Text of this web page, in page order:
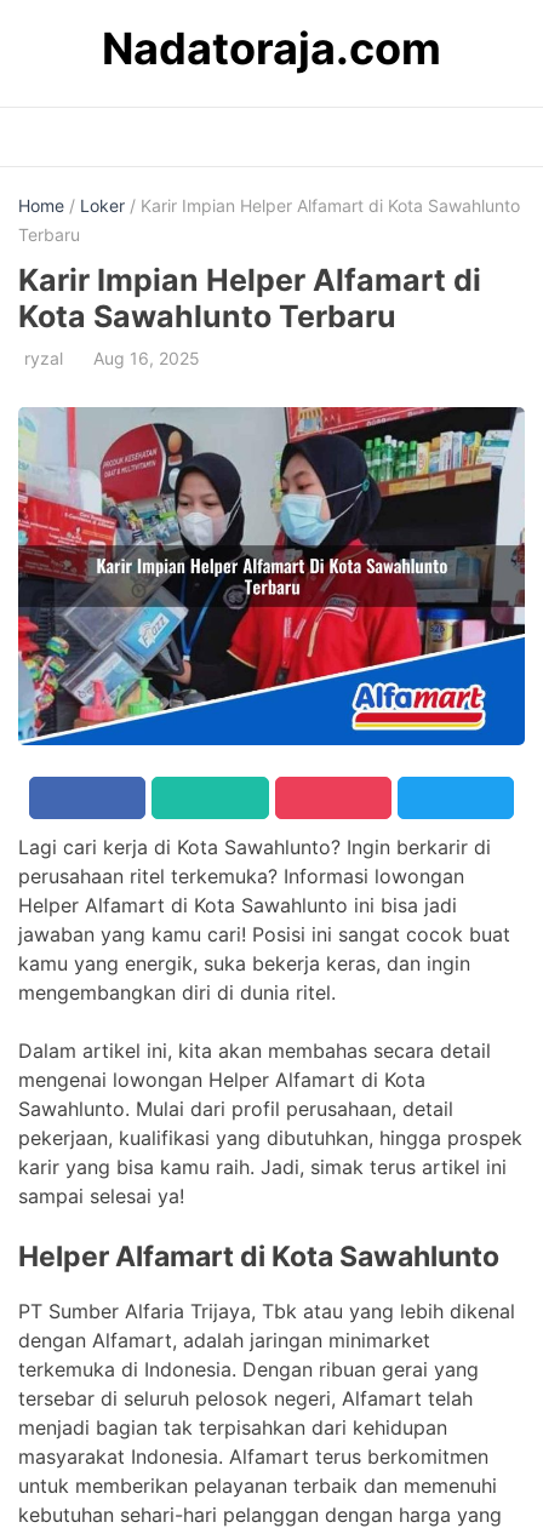
Nadatoraja.com
Home / Loker / Karir Impian Helper Alfamart di Kota Sawahlunto
Terbaru
Karir Impian Helper Alfamart di
Kota Sawahlunto Terbaru
ryzal Aug 16, 2025
Lagi cari kerja di Kota Sawahlunto? Ingin berkarir di
perusahaan ritel terkemuka? Informasi lowongan
Helper Alfamart di Kota Sawahlunto ini bisa jadi
jawaban yang kamu cari! Posisi ini sangat cocok buat
kamu yang energik, suka bekerja keras, dan ingin
mengembangkan diri di dunia ritel.
Dalam artikel ini, kita akan membahas secara detail
mengenai lowongan Helper Alfamart di Kota
Sawahlunto. Mulai dari profil perusahaan, detail
pekerjaan, kualifikasi yang dibutuhkan, hingga prospek
karir yang bisa kamu raih. Jadi, simak terus artikel ini
sampai selesai ya!
Helper Alfamart di Kota Sawahlunto
PT Sumber Alfaria Trijaya, Tbk atau yang lebih dikenal
dengan Alfamart, adalah jaringan minimarket
terkemuka di Indonesia. Dengan ribuan gerai yang
tersebar di seluruh pelosok negeri, Alfamart telah
menjadi bagian tak terpisahkan dari kehidupan
masyarakat Indonesia. Alfamart terus berkomitmen
untuk memberikan pelayanan terbaik dan memenuhi
kebutuhan sehari-hari pelanggan dengan harga yang